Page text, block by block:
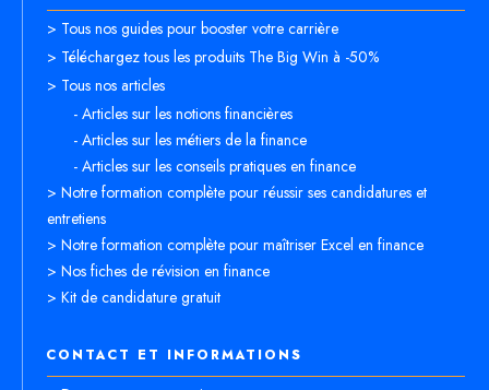
> Tous nos guides pour booster votre carrière
> Téléchargez tous les produits The Big Win à -50%
> Tous nos articles
- Articles sur les notions financières
- Articles sur les métiers de la finance
- Articles sur les conseils pratiques en finance
> Notre formation complète pour réussir ses candidatures et
entretiens
> Notre formation complète pour maîtriser Excel en finance
> Nos fiches de révision en finance
> Kit de candidature gratuit
CONTACT ET INFORMATIONS